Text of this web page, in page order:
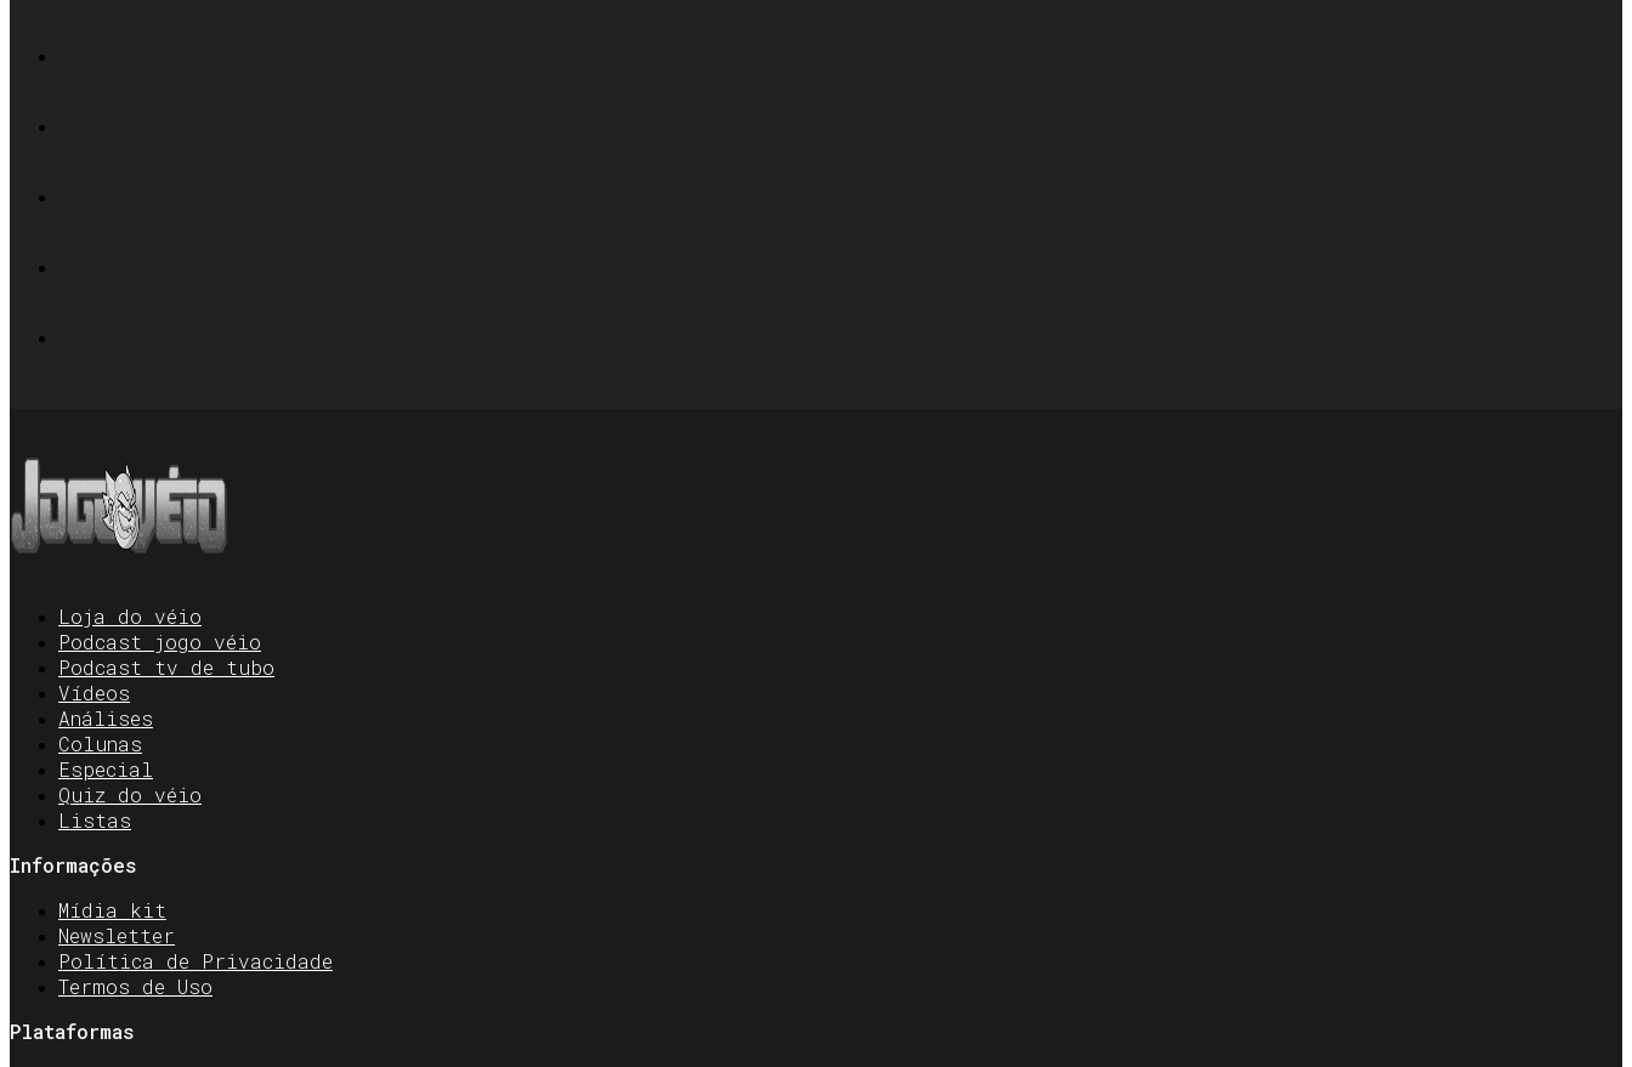
Loja do véio
Podcast jogo véio
Podcast tv de tubo
Vídeos
Análises
Colunas
Especial
Quiz do véio
Listas
Informações
Mídia kit
Newsletter
Política de Privacidade
Termos de Uso
Plataformas